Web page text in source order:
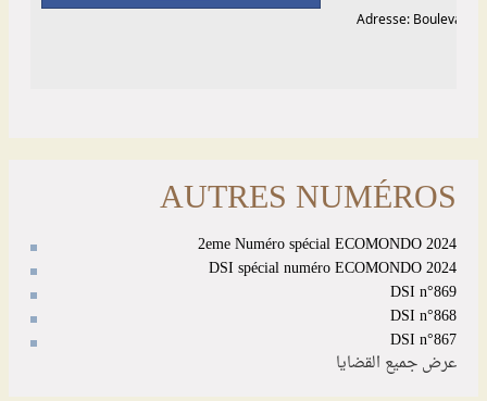
AUTRES NUMÉROS
2eme Numéro spécial ECOMONDO 2024
DSI spécial numéro ECOMONDO 2024
DSI n°869
DSI n°868
DSI n°867
عرض جميع القضايا